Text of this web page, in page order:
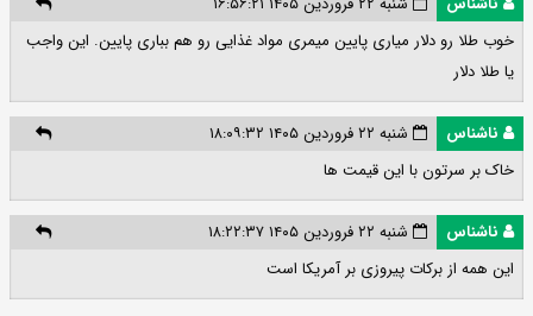
خوب طلا رو دلار میاری پایین میمری مواد غذایی رو هم بباری پایین. این واجب
یا طلا دلار
ناشناس
شنبه ۲۲ فروردین ۱۴۰۵ ۱۸:۰۹:۳۲
خاک بر سرتون با این قیمت ها
ناشناس
شنبه ۲۲ فروردین ۱۴۰۵ ۱۸:۲۲:۳۷
این همه از برکات پیروزی بر آمریکا است